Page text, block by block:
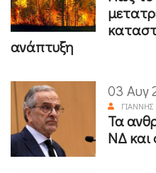
ανάπτυξη
03 Αυγ
Τα
ΝΔ και